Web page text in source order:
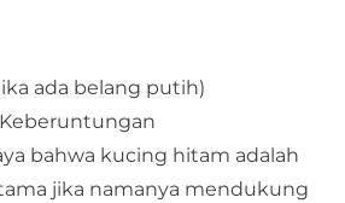
ada belang putih)
bahwa kucing hitam adalah
jika namanya mendukung